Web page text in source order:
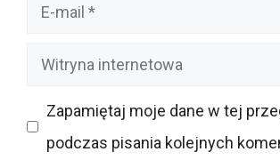
Witryna
Zapamiętaj moje dane w tej
podczas pisania kolejnych